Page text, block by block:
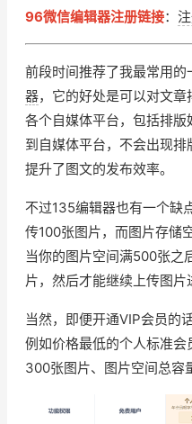
96微信编辑器注册链接：
前段时间推荐了我最常用
器，它的好处是可以对文
各个自媒体平台，包括排
到自媒体平台，不会出现排
提升了图文的发布效率。
不过135编辑器也有一个缺
传100张图片，而图片存储
当你的图片空间满500张之
片，然后才能继续上传图片
当然，即便开通VIP会员的
例如价格最低的个人标准
300张图片、图片空间总容